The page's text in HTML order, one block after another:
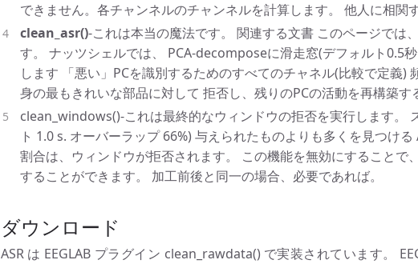
できません。各チャンネルのチャンネルを計算します。 他人に相関す
clean_asr()-これは本当の魔法です。 関連する文書 このページでは
す。 ナッツシェルでは、 PCA-decomposeに滑走窓(デフォルト0.5
します 「悪い」PCを識別するためのすべてのチャネル(比較で定義)
身の最もきれいな部品に対して 拒否し、残りのPCの活動を再構築す
clean_windows()-これは最終的なウィンドウの拒否を実行します。
ト 1.0 s. オーバーラップ 66%) 与えられたものよりも多くを見つけ
割合は、ウィンドウが拒否されます。 この機能を無効にすることで
することができます。 加工前後と同一の場合、必要であれば。
ダウンロード
ASR は EEGLAB プラグイン clean_rawdata() で実装されています。